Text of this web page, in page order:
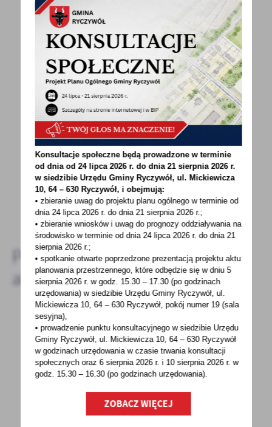
POWRÓT UDOSTĘPNIJ
POPRZEDNI NASTĘPNY
Spodobała Ci się informacja? Zostaw nam swoją opinię
- to dla Ciebie staramy się być najlepsi, a Twoje zdanie
bardzo nam w tym pomoże!
DODAJ KOMENTARZ
Pozostałe
aktualności
07 - 06 - 2022
Zawieszenie Nocnej i Świątecznej Opieki
Zdrowotnej
Poniżej zamieszczamy informację, która została
przekazana do Urzędu Gminy w Ryczywole od
Samodzielnego...
Konsultacje społeczne będą prowadzone w terminie
od dnia od 24 lipca 2026 r. do dnia 21 sierpnia 2026 r.
w siedzibie Urzędu Gminy Ryczywół, ul. Mickiewicza
10, 64 – 630 Ryczywół, i obejmują:
• zbieranie uwag do projektu planu ogólnego w terminie od
dnia 24 lipca 2026 r. do dnia 21 sierpnia 2026 r.;
• zbieranie wniosków i uwag do prognozy oddziaływania na
środowisko w terminie od dnia 24 lipca 2026 r. do dnia 21
sierpnia 2026 r.;
• spotkanie otwarte poprzedzone prezentacją projektu aktu
planowania przestrzennego, które odbędzie się w dniu 5
sierpnia 2026 r.w godz. 15.30 – 17.30 (po godzinach
urzędowania) w siedzibie Urzędu Gminy Ryczywół, ul.
Mickiewicza 10, 64 – 630 Ryczywół, pokójnumer 19 (sala
sesyjna),
• prowadzenie punktu konsultacyjnego w siedzibie Urzędu
Gminy Ryczywół, ul. Mickiewicza 10, 64 – 630 Ryczywół
w godzinachurzędowania w czasie trwania konsultacji
społecznych oraz 6 sierpnia 2026 r. i 10 sierpnia 2026 r. w
godz. 15.30 – 16.30 (po godzinachurzędowania).
ZOBACZ WIĘCEJ